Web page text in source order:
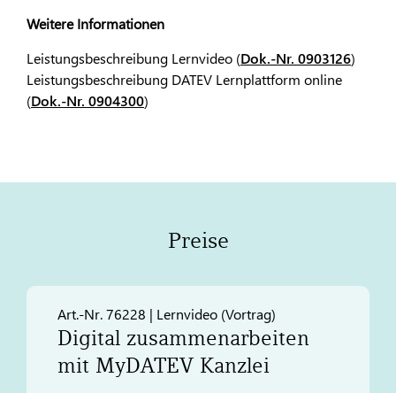
Weitere Informationen
Leistungsbeschreibung Lernvideo (Dok.-Nr. 0903126)
Leistungsbeschreibung DATEV Lernplattform online
(Dok.-Nr. 0904300)
Preise
Art.-Nr. 76228 | Lernvideo (Vortrag)
Digital zusammenarbeiten
mit MyDATEV Kanzlei